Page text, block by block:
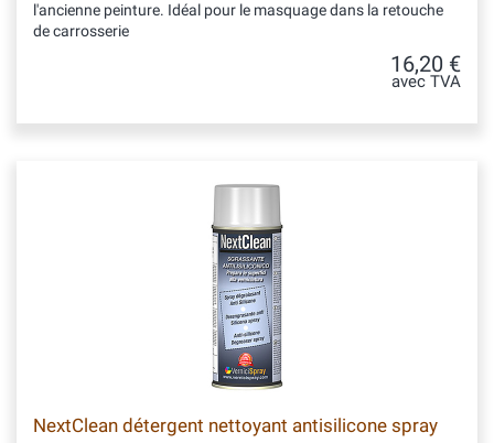
l'ancienne peinture. Idéal pour le masquage dans la retouche
de carrosserie
16,20 €
avec TVA
NextClean détergent nettoyant antisilicone spray